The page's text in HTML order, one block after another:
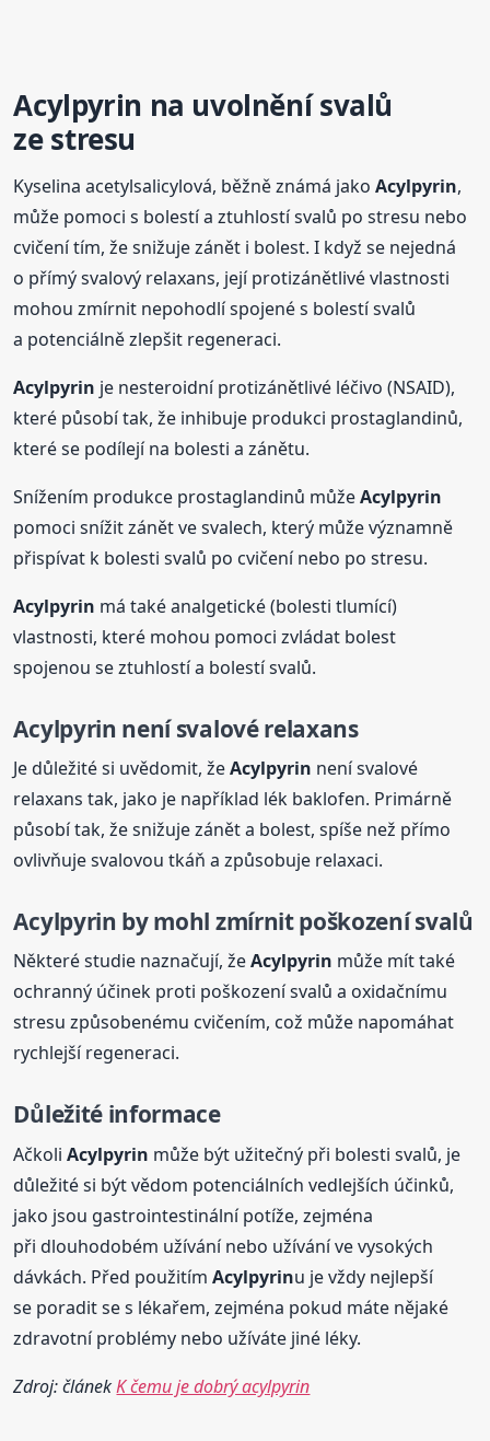
Acylpyrin na uvolnění svalů
ze stresu
Kyselina acetylsalicylová, běžně známá jakoAcylpyrin,
může pomoci s bolestí a ztuhlostí svalů po stresu nebo
cvičení tím, že snižuje zánět i bolest. I když se nejedná
o přímý svalový relaxans, její protizánětlivé vlastnosti
mohou zmírnit nepohodlí spojené s bolestí svalů
a potenciálně zlepšit regeneraci.
Acylpyrin je nesteroidní protizánětlivé léčivo (NSAID),
které působí tak, že inhibuje produkci prostaglandinů,
které se podílejí na bolesti a zánětu.
Snížením produkce prostaglandinů můžeAcylpyrin
pomoci snížit zánět ve svalech, který může významně
přispívat k bolesti svalů po cvičení nebo po stresu.
Acylpyrin má také analgetické (bolesti tlumící)
vlastnosti, které mohou pomoci zvládat bolest
spojenou se ztuhlostí a bolestí svalů.
Acylpyrin není svalové relaxans
Je důležité si uvědomit, žeAcylpyrin není svalové
relaxans tak, jako je například lék baklofen. Primárně
působí tak, že snižuje zánět a bolest, spíše než přímo
ovlivňuje svalovou tkáň a způsobuje relaxaci.
Acylpyrin by mohl zmírnit poškození svalů
Některé studie naznačují, žeAcylpyrin může mít také
ochranný účinek proti poškození svalů a oxidačnímu
stresu způsobenému cvičením, což může napomáhat
rychlejší regeneraci.
Důležité informace
AčkoliAcylpyrin může být užitečný při bolesti svalů, je
důležité si být vědom potenciálních vedlejších účinků,
jako jsou gastrointestinální potíže, zejména
při dlouhodobém užívání nebo užívání ve vysokých
dávkách. Před použitímAcylpyrinu je vždy nejlepší
se poradit se s lékařem, zejména pokud máte nějaké
zdravotní problémy nebo užíváte jiné léky.
Zdroj: článekK čemu je dobrý acylpyrin